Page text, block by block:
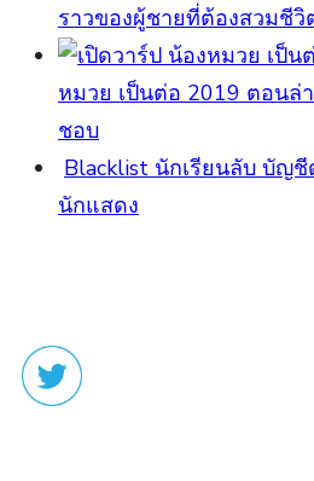
ราวของผู้ชายที่ต้องสวมชีวิ
หมวย เป็นต่อ 2019 ตอนล่
ชอบ
Blacklist นักเรียนลับ บัญ
นักแสดง